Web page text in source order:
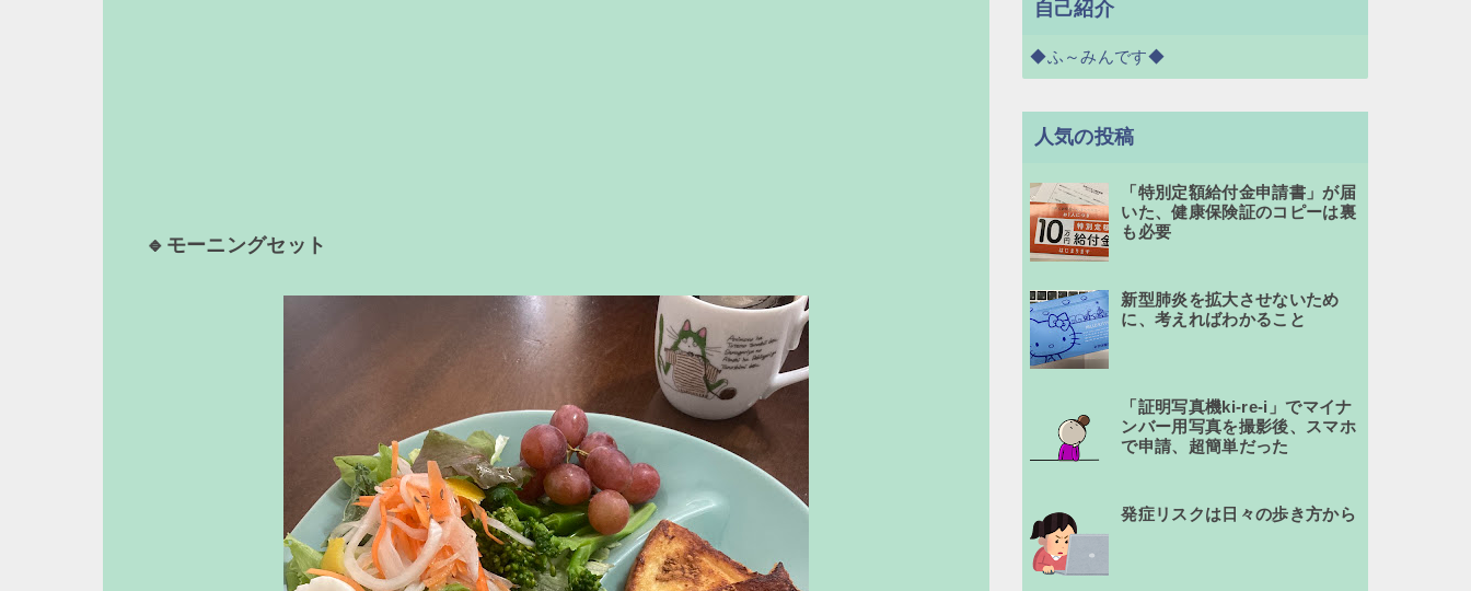
🔹モーニングセット
自己紹介
◆ふ～みんです◆
人気の投稿
「特別定額給付金申請書」が届
いた、健康保険証のコピーは裏
も必要
新型肺炎を拡大させないため
に、考えればわかること
「証明写真機ki-re-i」でマイナ
ンバー用写真を撮影後、スマホ
で申請、超簡単だった
発症リスクは日々の歩き方から